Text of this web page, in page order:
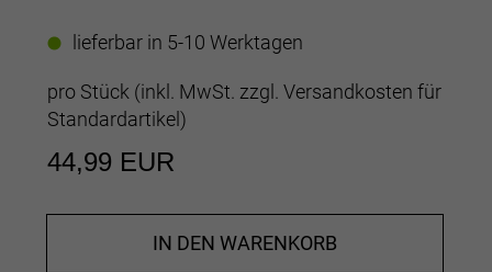
lieferbar in 5-10 Werktagen
pro Stück (inkl. MwSt. zzgl. Versandkosten für
Standardartikel)
44,99 EUR
IN DEN WARENKORB